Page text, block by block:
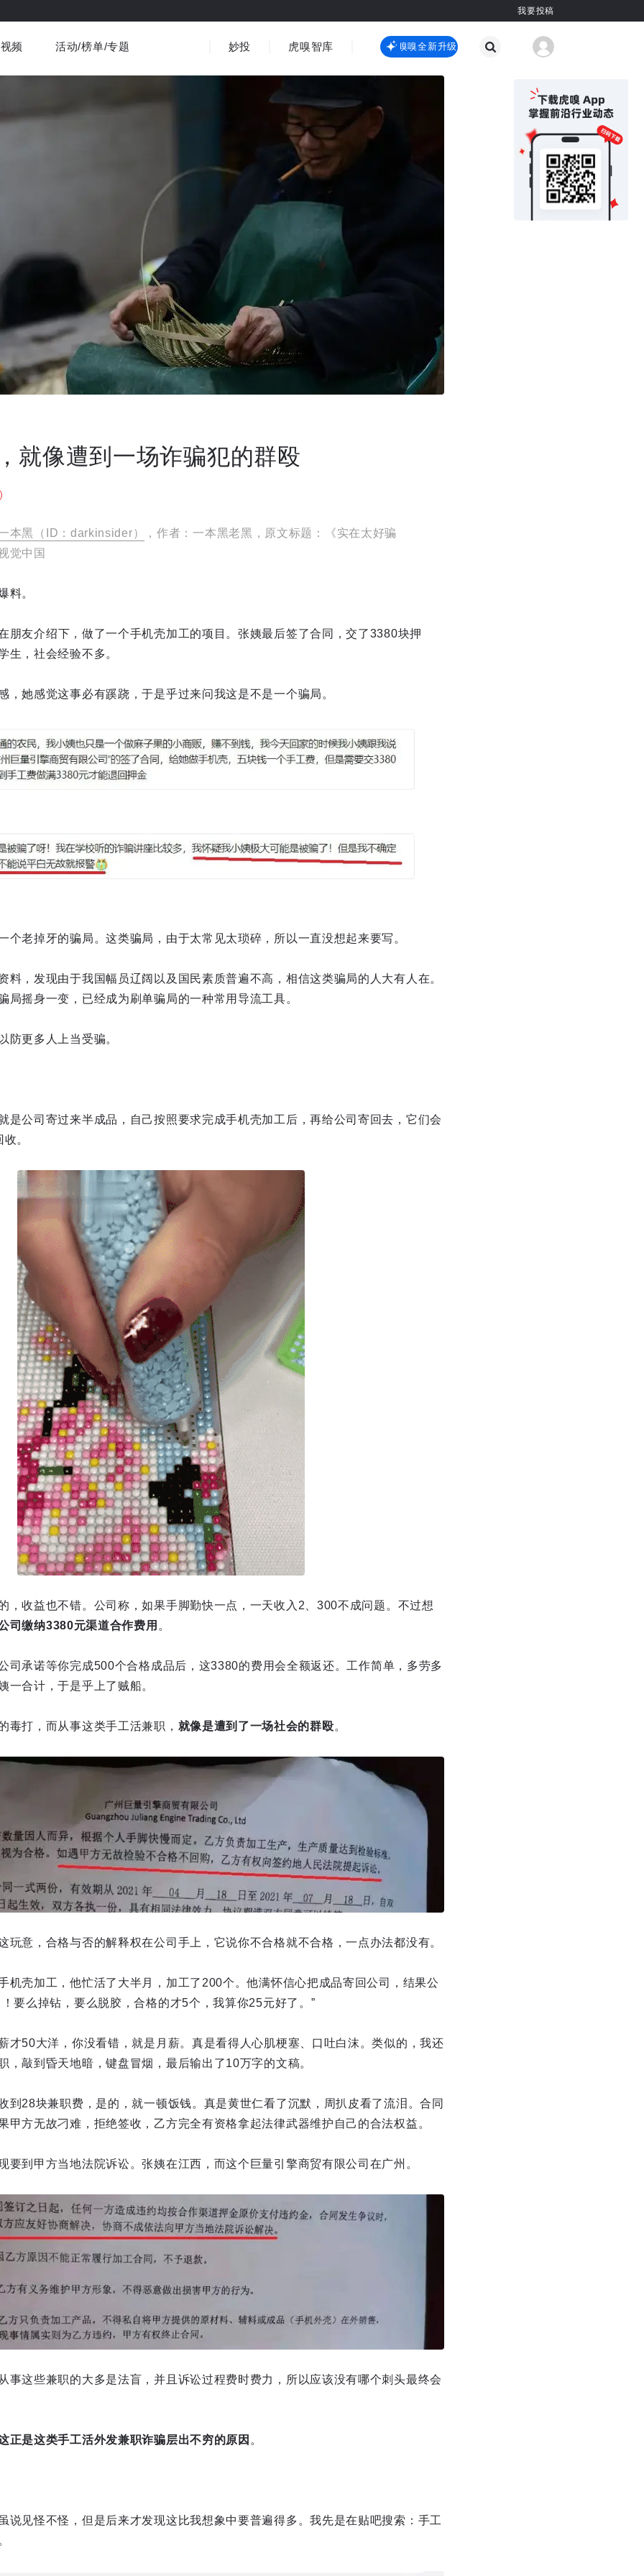
我要投稿
商业消费 社会文化 金融财经 出海
国际热点
观点 其他
视频 活动/榜单/专题 妙投 虎嗅智库 虎嗅嗅全新升级 虎嗅嗅全新升级
就像遭到一场诈骗犯的群殴
本黑（ID：darkinsider）
，作者：一本黑老黑，原文标题：《实在太好骗
觉中国
料。
朋友介绍下，做了一个手机壳加工的项目。张姨最后签了合同，交了3380块押
生，社会经验不多。
，她感觉这事必有蹊跷，于是乎过来问我这是不是一个骗局。
个老掉牙的骗局。这类骗局，由于太常见太琐碎，所以一直没想起来要写。
料，发现由于我国幅员辽阔以及国民素质普遍不高，相信这类骗局的人大有人在。
局摇身一变，已经成为刷单骗局的一种常用导流工具。
防更多人上当受骗。
是公司寄过来半成品，自己按照要求完成手机壳加工后，再给公司寄回去，它们会
。
，收益也不错。公司称，如果手脚勤快一点，一天收入2、300不成问题。不过想
司缴纳3380元渠道合作费用 。
司承诺等你完成500个合格成品后，这3380的费用会全额返还。工作简单，多劳多
一合计，于是乎上了贼船。
毒打，而从事这类手工活兼职， 就像是遭到了一场社会的群殴。
玩意，合格与否的解释权在公司手上，它说你不合格就不合格，一点办法都没有。
机壳加工，他忙活了大半月，加工了200个。他满怀信心把成品寄回公司，结果公
要么掉钻，要么脱胶，合格的才5个，我算你25元好了。”
才50大洋，你没看错，就是月薪。真是看得人心肌梗塞、口吐白沫。类似的，我还
，敲到昏天地暗，键盘冒烟，最后输出了10万字的文稿。
到28块兼职费，是的，就一顿饭钱。真是黄世仁看了沉默，周扒皮看了流泪。合同
甲方无故刁难，拒绝签收，乙方完全有资格拿起法律武器维护自己的合法权益。
要到甲方当地法院诉讼。张姨在江西，而这个巨量引擎商贸有限公司在广州。
事这些兼职的大多是法盲，并且诉讼过程费时费力，所以应该没有哪个刺头最终会
正是这类手工活外发兼职诈骗层出不穷的原因 。
说见怪不怪，但是后来才发现这比我想象中要普遍得多。我先是在贴吧搜索：手工